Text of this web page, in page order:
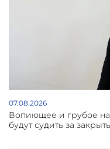
07.08.2026
Вопиющее и грубое
будут судить за